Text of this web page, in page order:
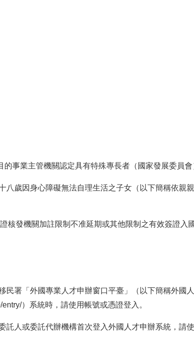
事業主管機關認定具有特殊專長者（國家發展委員會
八歲因身心障礙無法自理生活之子女（以下簡稱依親
核發機關加註限制不准延期或其他限制之有效簽證入國
署「外國專業人才申辦窗口平臺」（以下簡稱外國
entry/）系統時，請使用帳號或憑證登入。
人或委託代辦機構首次登入外國人才申辦系統，請使